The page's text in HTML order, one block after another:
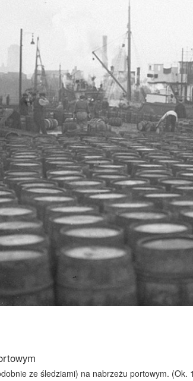
ze śledziami) na nabrzeżu portowym. (Ok.